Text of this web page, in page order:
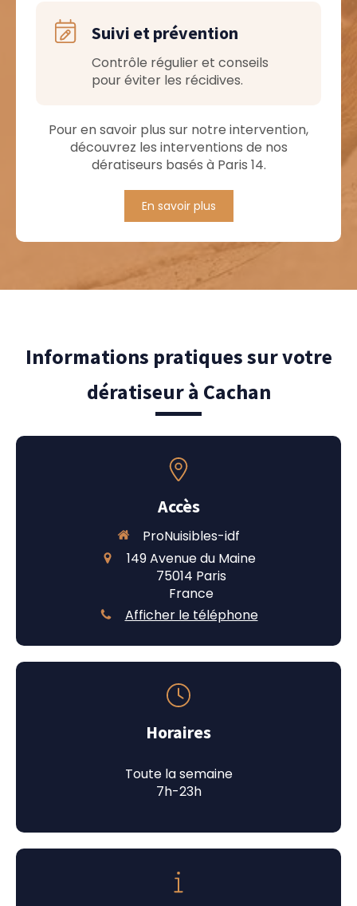
Suivi et prévention
Contrôle régulier et conseils
pour éviter les récidives.
Pour en savoir plus sur notre intervention,
découvrez les interventions de nos
dératiseurs basés à Paris 14.
En savoir plus
Informations pratiques sur votre
dératiseur à Cachan
Accès
ProNuisibles-idf
149 Avenue du Maine
75014 Paris
France
Afficher le téléphone
Horaires
Toute la semaine
7h-23h